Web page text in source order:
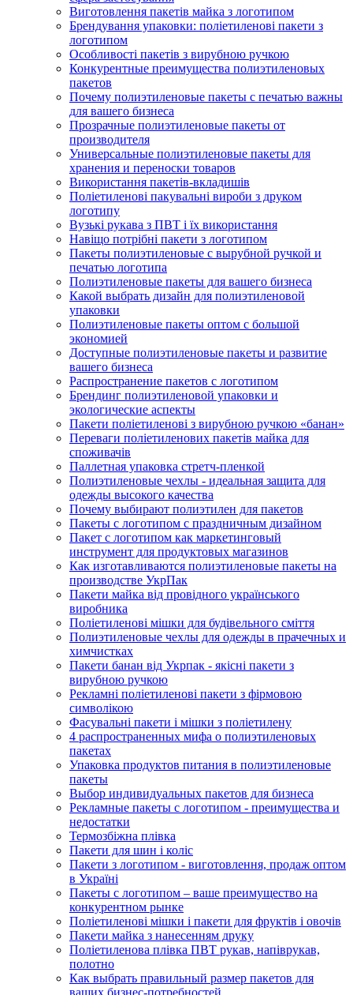
Виготовлення пакетів майка з логотипом
Брендування упаковки: поліетиленові пакети з
логотипом
Особливості пакетів з вирубною ручкою
Конкурентные преимущества полиэтиленовых
пакетов
Почему полиэтиленовые пакеты с печатью важны
для вашего бизнеса
Прозрачные полиэтиленовые пакеты от
производителя
Универсальные полиэтиленовые пакеты для
хранения и переноски товаров
Використання пакетів-вкладишів
Поліетиленові пакувальні вироби з друком
логотипу
Вузькі рукава з ПВТ і їх використання
Навіщо потрібні пакети з логотипом
Пакеты полиэтиленовые с вырубной ручкой и
печатью логотипа
Полиэтиленовые пакеты для вашего бизнеса
Какой выбрать дизайн для полиэтиленовой
упаковки
Полиэтиленовые пакеты оптом с большой
экономией
Доступные полиэтиленовые пакеты и развитие
вашего бизнеса
Распространение пакетов с логотипом
Брендинг полиэтиленовой упаковки и
экологические аспекты
Пакети поліетиленові з вирубною ручкою «банан»
Переваги поліетиленових пакетів майка для
споживачів
Паллетная упаковка стретч-пленкой
Полиэтиленовые чехлы - идеальная защита для
одежды высокого качества
Почему выбирают полиэтилен для пакетов
Пакеты с логотипом с праздничным дизайном
Пакет с логотипом как маркетинговый
инструмент для продуктовых магазинов
Как изготавливаются полиэтиленовые пакеты на
производстве УкрПак
Пакети майка від провідного українського
виробника
Поліетиленові мішки для будівельного сміття
Полиэтиленовые чехлы для одежды в прачечных и
химчистках
Пакети банан від Укрпак - якісні пакети з
вирубною ручкою
Рекламні поліетиленові пакети з фірмовою
символікою
Фасувальні пакети і мішки з поліетилену
4 распространенных мифа о полиэтиленовых
пакетах
Упаковка продуктов питания в полиэтиленовые
пакеты
Выбор индивидуальных пакетов для бизнеса
Рекламные пакеты с логотипом - преимущества и
недостатки
Термозбіжна плівка
Пакети для шин і коліс
Пакети з логотипом - виготовлення, продаж оптом
в Україні
Пакеты с логотипом – ваше преимущество на
конкурентном рынке
Поліетиленові мішки і пакети для фруктів і овочів
Пакети майка з нанесенням друку
Поліетиленова плівка ПВТ рукав, напіврукав,
полотно
Как выбрать правильный размер пакетов для
ваших бизнес-потребностей